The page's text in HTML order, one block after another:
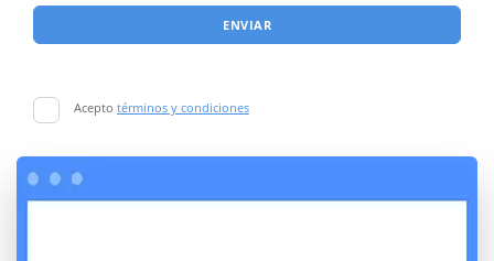
ENVIAR
Acepto términos y condiciones